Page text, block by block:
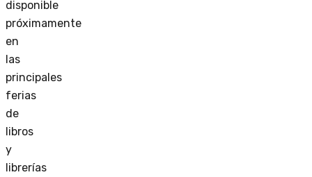
disponible
próximamente
en
las
principales
ferias
de
libros
y
librerías